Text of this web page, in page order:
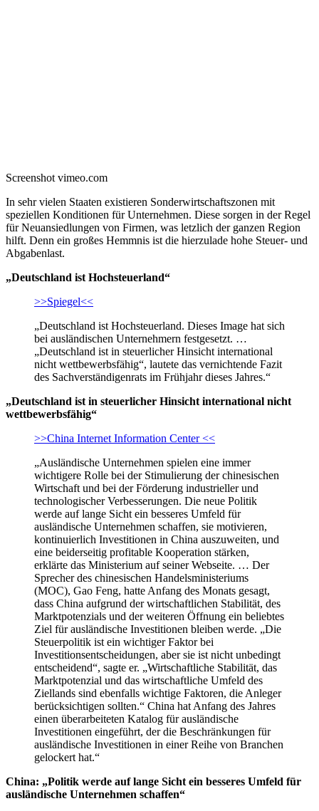
Screenshot vimeo.com
In sehr vielen Staaten existieren Sonderwirtschaftszonen mit
speziellen Konditionen für Unternehmen. Diese sorgen in der Regel
für Neuansiedlungen von Firmen, was letzlich der ganzen Region
hilft. Denn ein großes Hemmnis ist die hierzulade hohe Steuer- und
Abgabenlast.
„Deutschland ist Hochsteuerland“
>>Spiegel<<
„Deutschland ist Hochsteuerland. Dieses Image hat sich
bei ausländischen Unternehmern festgesetzt. …
„Deutschland ist in steuerlicher Hinsicht international
nicht wettbewerbsfähig“, lautete das vernichtende Fazit
des Sachverständigenrats im Frühjahr dieses Jahres.“
„Deutschland ist in steuerlicher Hinsicht international nicht
wettbewerbsfähig“
>>China Internet Information Center <<
„Ausländische Unternehmen spielen eine immer
wichtigere Rolle bei der Stimulierung der chinesischen
Wirtschaft und bei der Förderung industrieller und
technologischer Verbesserungen. Die neue Politik
werde auf lange Sicht ein besseres Umfeld für
ausländische Unternehmen schaffen, sie motivieren,
kontinuierlich Investitionen in China auszuweiten, und
eine beiderseitig profitable Kooperation stärken,
erklärte das Ministerium auf seiner Webseite. … Der
Sprecher des chinesischen Handelsministeriums
(MOC), Gao Feng, hatte Anfang des Monats gesagt,
dass China aufgrund der wirtschaftlichen Stabilität, des
Marktpotenzials und der weiteren Öffnung ein beliebtes
Ziel für ausländische Investitionen bleiben werde. „Die
Steuerpolitik ist ein wichtiger Faktor bei
Investitionsentscheidungen, aber sie ist nicht unbedingt
entscheidend“, sagte er. „Wirtschaftliche Stabilität, das
Marktpotenzial und das wirtschaftliche Umfeld des
Ziellands sind ebenfalls wichtige Faktoren, die Anleger
berücksichtigen sollten.“ China hat Anfang des Jahres
einen überarbeiteten Katalog für ausländische
Investitionen eingeführt, der die Beschränkungen für
ausländische Investitionen in einer Reihe von Branchen
gelockert hat.“
China: „Politik werde auf lange Sicht ein besseres Umfeld für
ausländische Unternehmen schaffen“